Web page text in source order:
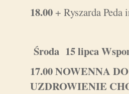
18.00+ Ryszarda Peda
Środa 15 lipca
17.00NOWENNA
UZDROWIENIE